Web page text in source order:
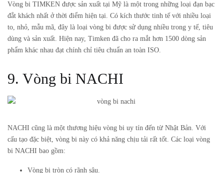
Vòng bi TIMKEN được sản xuất tại Mỹ là một trong những loại đạn bạc
đắt khách nhất ở thời điểm hiện tại. Có kích thước tinh tế với nhiều loại
to, nhỏ, mẫu mã, đây là loại vòng bi được sử dụng nhiều trong y tế, tiêu
dùng và sản xuất. Hiện nay, Timken đã cho ra mắt hơn 1500 dòng sản
phẩm khác nhau đạt chính chỉ tiêu chuẩn an toàn ISO.
9. Vòng bi NACHI
NACHI cũng là một thương hiệu vòng bi uy tín đến từ Nhật Bản. Với
cấu tạo đặc biệt, vòng bi này có khả năng chịu tải rất tốt. Các loại vòng
bi NACHI bao gồm:
Vòng bi tròn có rãnh sâu.